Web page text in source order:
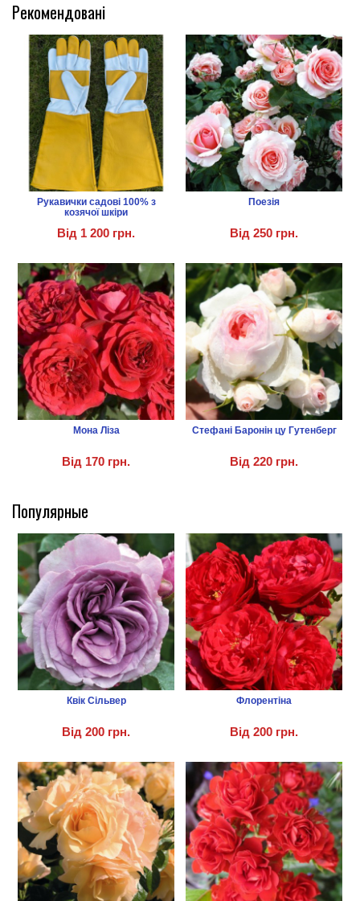
Рекомендовані
Рукавички садові 100% з
козячої шкіри
Від 1 200 грн.
Поезія
Від 250 грн.
Мона Ліза
Від 170 грн.
Стефані Баронін цу Гутенберг
Від 220 грн.
Популярные
Квік Сільвер
Від 200 грн.
Флорентіна
Від 200 грн.